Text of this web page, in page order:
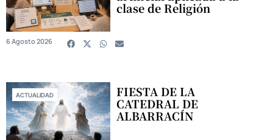
clase de Religión
6 Agosto 2026
ACTUALIDAD FIESTA DE LA
CATEDRAL DE
ALBARRACÍN